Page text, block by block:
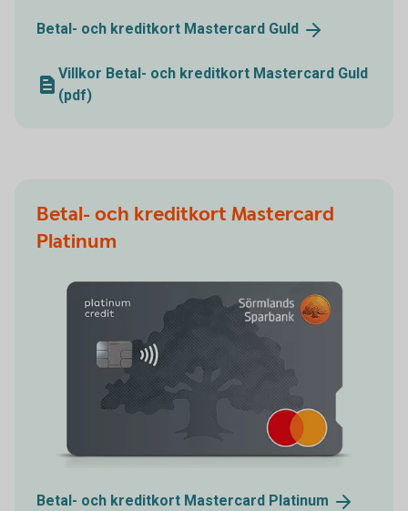
Betal- och kreditkort Mastercard Guld
Villkor Betal- och kreditkort Mastercard Guld
(pdf)
Betal- och kreditkort Mastercard
Platinum
Betal- och kreditkort Mastercard Platinum